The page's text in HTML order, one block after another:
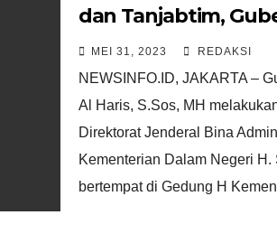
dan Tanjabtim,
Temui Dirjen di
MEI 31, 2023 REDAKSI
NEWSINFO.ID, JAKARTA –
Al Haris, S.Sos, MH
Direktorat Jenderal Bina
Kementerian Dalam Negeri H.
bertempat di Gedung H